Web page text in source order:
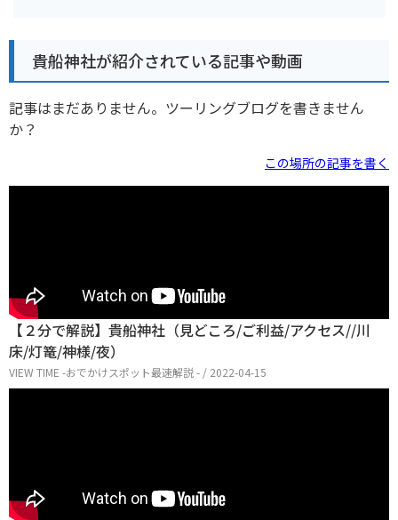
貴船神社が紹介されている記事や動画
記事はまだありません。ツーリングブログを書きません
か？
この場所の記事を書く
【２分で解説】貴船神社（見どころ/ご利益/アクセス//川
床/灯篭/神様/夜）
VIEW TIME -おでかけスポット最速解説 - / 2022-04-15